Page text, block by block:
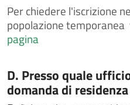
Depositare o ritirare le
trattamento (DAT)
Dichiarare l'avvenuta
Dichiarazione di dimora
extracomunitari
Perchiedere l'iscrizione
popolazione temporanea
pagina
Categoria:
D. Presso quale
domanda di